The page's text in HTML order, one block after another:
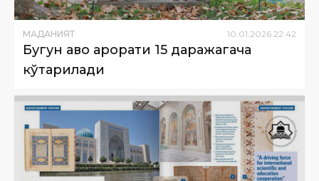
МАДАНИЯТ 10.01.2026 22:42
Бугун ҳаво ҳарорати 15 даражагача
кўтарилади